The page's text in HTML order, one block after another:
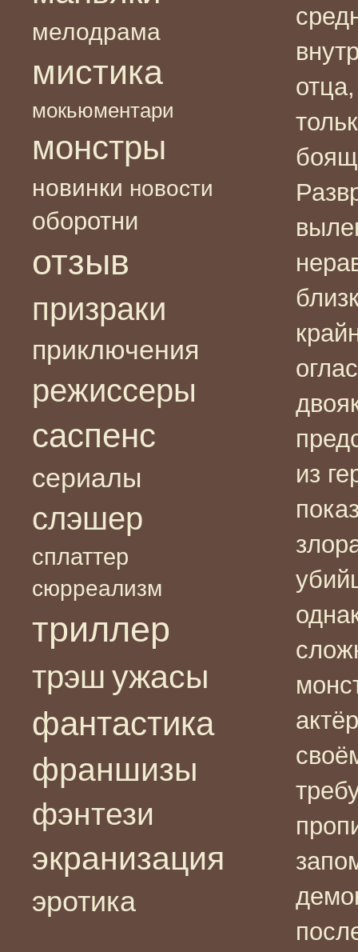
мелодрама
мистика
мокьюментари
монстры
новинки новости
оборотни
отзыв
призраки
приключения
режиссеры
саспенс
сериалы
слэшер
сплаттер
сюрреализм
триллер
трэш ужасы
фантастика
франшизы
фэнтези
экранизация
эротика
из